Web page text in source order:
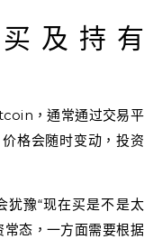
及持有
，通常通过交易平
格会随时变动，投资
犹豫“现在买是不是太
态，一方面需要根据